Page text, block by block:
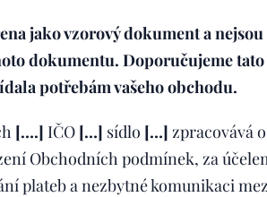
jako vzorový dokument a nejsou
dokumentu. Doporučujeme
potřebám vašeho obchodu.
[….] IČO […] sídlo […] zpracovává
Obchodních podmínek, za
plateb a nezbytné komunikaci